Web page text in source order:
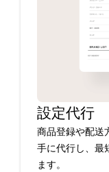
設定代行
商品登録や配送
手に代行し、最
ます。